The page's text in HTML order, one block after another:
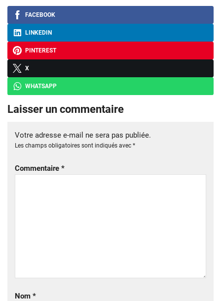
FACEBOOK
LINKEDIN
PINTEREST
X
WHATSAPP
Laisser un commentaire
Votre adresse e-mail ne sera pas publiée.
Les champs obligatoires sont indiqués avec *
Commentaire *
Nom *